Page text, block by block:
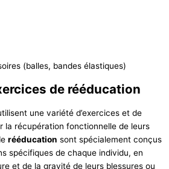
(balles, bandes élastiques)
de rééducation
une variété d’exercices et de
la récupération fonctionnelle de leurs
rééducation sont spécialement conçus
spécifiques de chaque individu, en
et de la gravité de leurs blessures ou